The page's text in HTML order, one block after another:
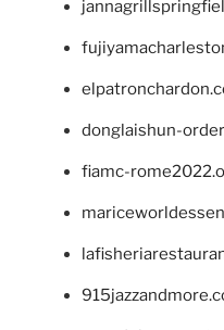
donglaishun-
fiamc-